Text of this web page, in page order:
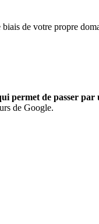
de votre propre
permet de passer
de Google.